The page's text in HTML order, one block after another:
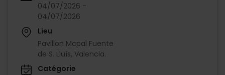
04/07/2026 -
04/07/2026
Lieu
Pavillon Mcpal Fuente
de S. Lluís, Valencia.
Catégorie